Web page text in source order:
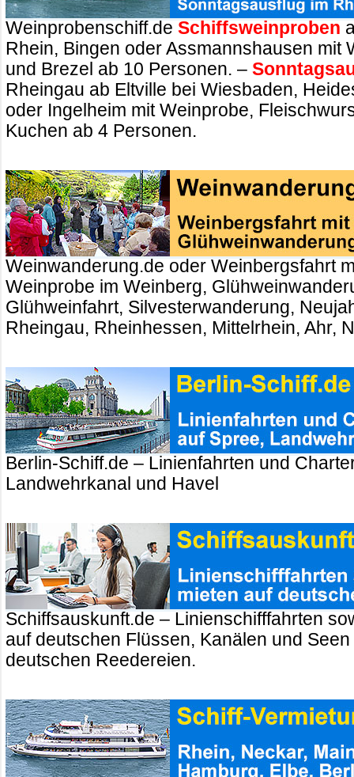
Weinprobenschiff.de Schiffsweinproben
Rhein, Bingen oder Assmannshausen mit
und Brezel ab 10 Personen. –
Rheingau ab Eltville bei Wiesbaden,
oder Ingelheim mit Weinprobe,
Kuchen ab 4 Personen.
Weinwanderung.de oder Weinbergsfahrt
Weinprobe im Weinberg,
Glühweinfahrt, Silvesterwanderung,
Rheingau, Rheinhessen, Mittelrhein, Ahr,
Berlin-Schiff.de – Linienfahrten und
Landwehrkanal und Havel
Schiffsauskunft.de – Linienschifffahrten
auf deutschen Flüssen, Kanälen und
deutschen Reedereien.